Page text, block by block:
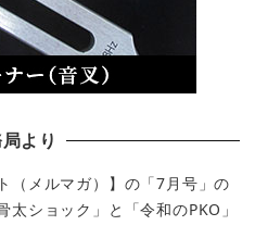
より
（メルマガ）】の「7月号」の
太ショック」と「令和のPKO」